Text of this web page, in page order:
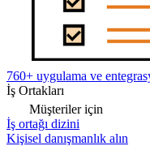
760+ uygulama ve
İş Ortakları
Müşteriler için
İş ortağı dizini
Kişisel danışmanlık alın